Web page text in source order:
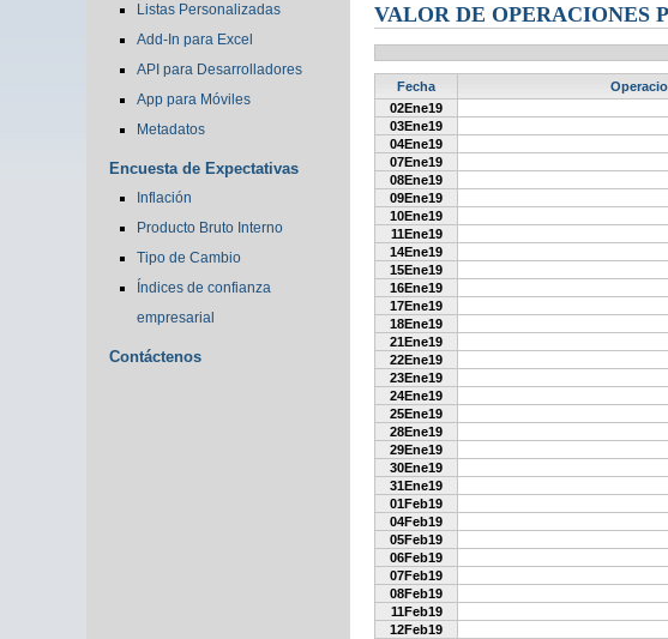
Listas Personalizadas
Add-In para Excel
API para Desarrolladores
App para Móviles
Metadatos
Encuesta de Expectativas
Inflación
Producto Bruto Interno
Tipo de Cambio
Índices de confianza
empresarial
Contáctenos
VALOR DE OPERACIONES
Fecha
02Ene19
03Ene19
04Ene19
07Ene19
08Ene19
09Ene19
10Ene19
11Ene19
14Ene19
15Ene19
16Ene19
17Ene19
18Ene19
21Ene19
22Ene19
23Ene19
24Ene19
25Ene19
28Ene19
29Ene19
30Ene19
31Ene19
01Feb19
04Feb19
05Feb19
06Feb19
07Feb19
08Feb19
11Feb19
12Feb19